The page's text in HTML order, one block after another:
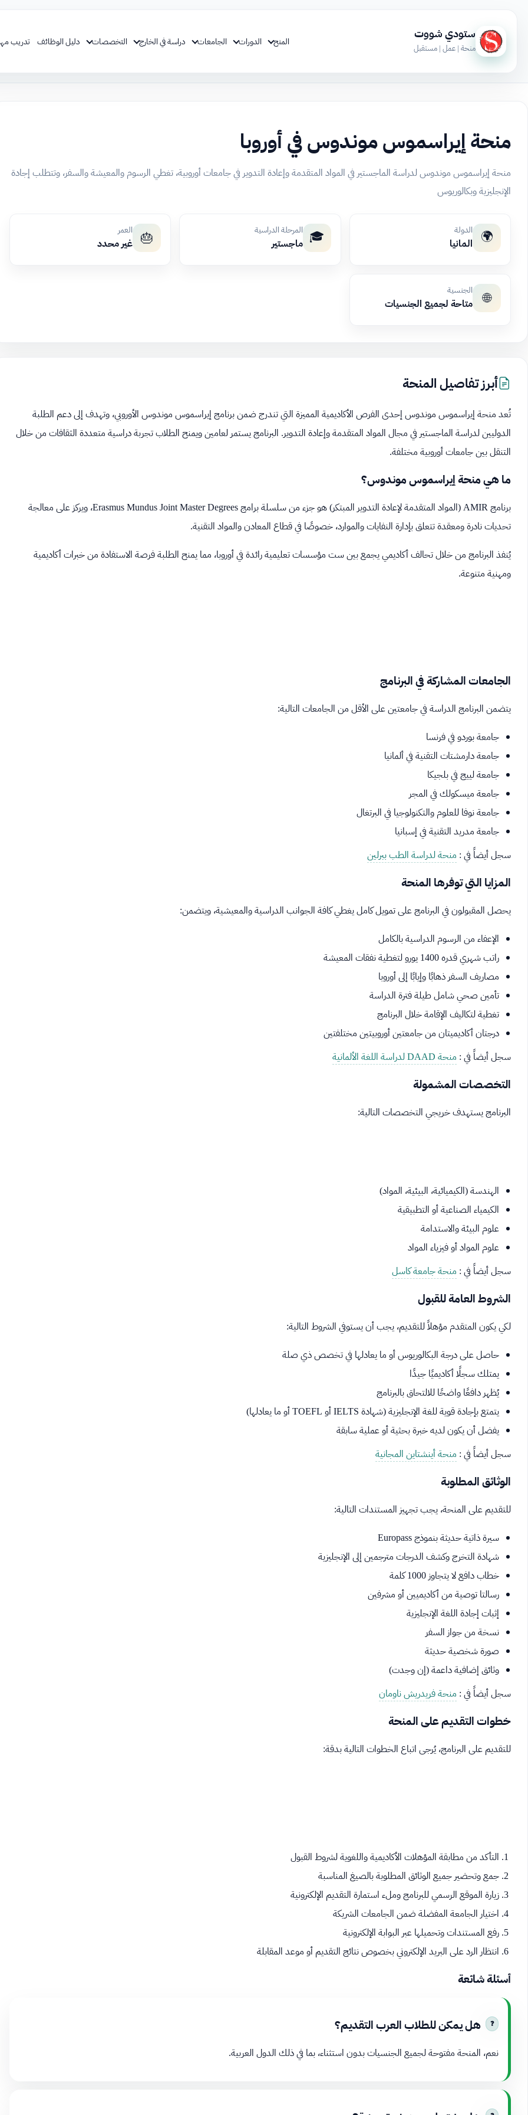
ستودي شووت
منحة | عمل | مستقبل
المنح الدورات الجامعات دراسة في الخارج التخصصات دليل الوظائف تدريب
منحة إيراسموس موندوس في أوروبا
منحة إيراسموس موندوس لدراسة الماجستير في المواد المتقدمة وإعادة التدوير في جامعات أوروبية، تغطي الرسوم والمعيشة والسفر، وتتطلب إجادة
الإنجليزية وبكالوريوس
🌍 الدولة
المانيا 🎓 المرحلة الدراسية
ماجستير 🎂 العمر
غير محدد
🌐 الجنسية
متاحة لجميع الجنسيات
أبرز تفاصيل المنحة
تُعد منحة إيراسموس موندوس إحدى الفرص الأكاديمية المميزة التي تندرج ضمن برنامج إيراسموس موندوس الأوروبي، وتهدف إلى دعم الطلبة
الدوليين لدراسة الماجستير في مجال المواد المتقدمة وإعادة التدوير. البرنامج يستمر لعامين ويمنح الطلاب تجربة دراسية متعددة الثقافات من خلال
التنقل بين جامعات أوروبية مختلفة.
ما هي منحة إيراسموس موندوس؟
برنامج AMIR (المواد المتقدمة لإعادة التدوير المبتكر) هو جزء من سلسلة برامج Erasmus Mundus Joint Master Degrees، ويركز على معالجة
تحديات نادرة ومعقدة تتعلق بإدارة النفايات والموارد، خصوصًا في قطاع المعادن والمواد التقنية.
يُنفذ البرنامج من خلال تحالف أكاديمي يجمع بين ست مؤسسات تعليمية رائدة في أوروبا، مما يمنح الطلبة فرصة الاستفادة من خبرات أكاديمية
ومهنية متنوعة.
الجامعات المشاركة في البرنامج
يتضمن البرنامج الدراسة في جامعتين على الأقل من الجامعات التالية:
جامعة بوردو في فرنسا
جامعة دارمشتات التقنية في ألمانيا
جامعة لييج في بلجيكا
جامعة ميسكولك في المجر
جامعة نوفا للعلوم والتكنولوجيا في البرتغال
جامعة مدريد التقنية في إسبانيا
سجل أيضاً في : منحة لدراسة الطب ببرلين
المزايا التي توفرها المنحة
يحصل المقبولون في البرنامج على تمويل كامل يغطي كافة الجوانب الدراسية والمعيشية، ويتضمن:
الإعفاء من الرسوم الدراسية بالكامل
راتب شهري قدره 1400 يورو لتغطية نفقات المعيشة
مصاريف السفر ذهابًا وإيابًا إلى أوروبا
تأمين صحي شامل طيلة فترة الدراسة
تغطية لتكاليف الإقامة خلال البرنامج
درجتان أكاديميتان من جامعتين أوروبيتين مختلفتين
سجل أيضاً في : منحة DAAD لدراسة اللغة الألمانية
التخصصات المشمولة
البرنامج يستهدف خريجي التخصصات التالية:
الهندسة (الكيميائية، البيئية، المواد)
الكيمياء الصناعية أو التطبيقية
علوم البيئة والاستدامة
علوم المواد أو فيزياء المواد
سجل أيضاً في : منحة جامعة كاسل
الشروط العامة للقبول
لكي يكون المتقدم مؤهلاً للتقديم، يجب أن يستوفي الشروط التالية:
حاصل على درجة البكالوريوس أو ما يعادلها في تخصص ذي صلة
يمتلك سجلًا أكاديميًا جيدًا
يُظهر دافعًا واضحًا للالتحاق بالبرنامج
يتمتع بإجادة قوية للغة الإنجليزية (شهادة IELTS أو TOEFL أو ما يعادلها)
يفضل أن يكون لديه خبرة بحثية أو عملية سابقة
سجل أيضاً في : منحة أينشتاين المجانية
الوثائق المطلوبة
للتقديم على المنحة، يجب تجهيز المستندات التالية:
سيرة ذاتية حديثة بنموذج Europass
شهادة التخرج وكشف الدرجات مترجمين إلى الإنجليزية
خطاب دافع لا يتجاوز 1000 كلمة
رسالتا توصية من أكاديميين أو مشرفين
إثبات إجادة اللغة الإنجليزية
نسخة من جواز السفر
صورة شخصية حديثة
وثائق إضافية داعمة (إن وجدت)
سجل أيضاً في : منحة فريدريش ناومان
خطوات التقديم على المنحة
للتقديم على البرنامج، يُرجى اتباع الخطوات التالية بدقة:
التأكد من مطابقة المؤهلات الأكاديمية واللغوية لشروط القبول
جمع وتحضير جميع الوثائق المطلوبة بالصيغ المناسبة
زيارة الموقع الرسمي للبرنامج وملء استمارة التقديم الإلكترونية
اختيار الجامعة المفضلة ضمن الجامعات الشريكة
رفع المستندات وتحميلها عبر البوابة الإلكترونية
انتظار الرد على البريد الإلكتروني بخصوص نتائج التقديم أو موعد المقابلة
أسئلة شائعة
هل يمكن للطلاب العرب التقديم؟
نعم، المنحة مفتوحة لجميع الجنسيات بدون استثناء، بما في ذلك الدول العربية.